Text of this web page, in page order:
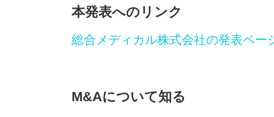
本発表へのリンク
総合メディカル株式会社の発表ペー
M&Aについて知る